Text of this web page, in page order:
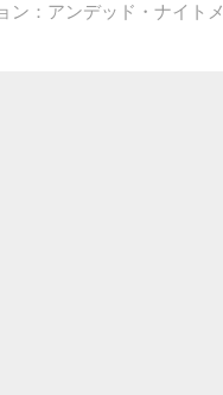
：アンデッド・ナイト